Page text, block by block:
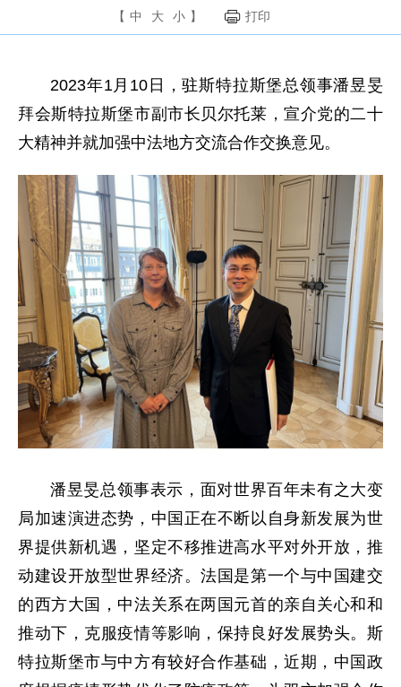
【 中 大 小 】 打印
2023年1月10日，驻斯特拉斯堡总领事潘昱旻
拜会斯特拉斯堡市副市长贝尔托莱，宣介党的二十
大精神并就加强中法地方交流合作交换意见。
潘昱旻总领事表示，面对世界百年未有之大变
局加速演进态势，中国正在不断以自身新发展为世
界提供新机遇，坚定不移推进高水平对外开放，推
动建设开放型世界经济。法国是第一个与中国建交
的西方大国，中法关系在两国元首的亲自关心和和
推动下，克服疫情等影响，保持良好发展势头。斯
特拉斯堡市与中方有较好合作基础，近期，中国政